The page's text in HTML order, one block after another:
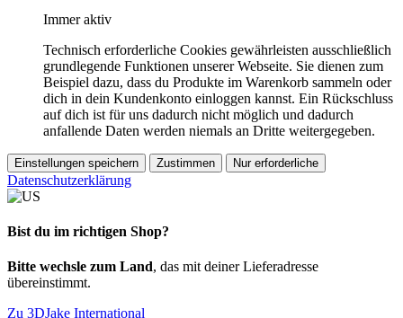
Immer aktiv
Technisch erforderliche Cookies gewährleisten ausschließlich
grundlegende Funktionen unserer Webseite. Sie dienen zum
Beispiel dazu, dass du Produkte im Warenkorb sammeln oder
dich in dein Kundenkonto einloggen kannst. Ein Rückschluss
auf dich ist für uns dadurch nicht möglich und dadurch
anfallende Daten werden niemals an Dritte weitergegeben.
Einstellungen speichern Zustimmen Nur erforderliche
Datenschutzerklärung
Bist du im richtigen Shop?
Bitte wechsle zum Land, das mit deiner Lieferadresse
übereinstimmt.
Zu 3DJake International